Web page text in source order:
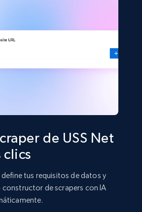
de USS Net
clics
tus requisitos de datos y
constructor de scrapers con IA